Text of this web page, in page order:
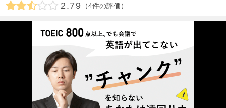
2.79 4件の評価